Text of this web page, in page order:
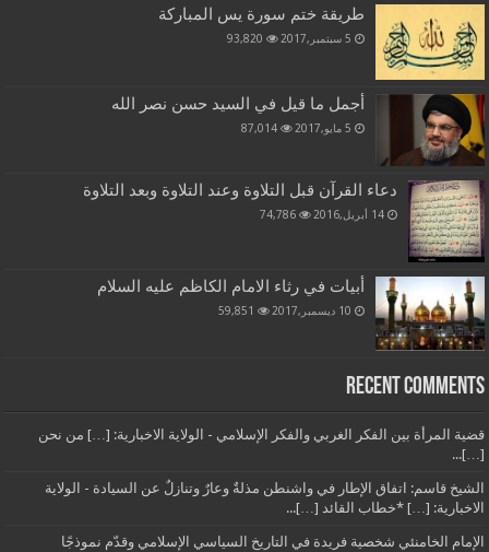
طريقة ختم سورة يس المباركة
5 سبتمبر,2017 93,820
أجمل ما قيل في السيد حسن نصر الله
5 مايو,2017 87,014
دعاء القرآن قبل التلاوة وعند التلاوة وبعد التلاوة
14 أبريل,2016 74,786
أبيات في رثاء الامام الكاظم عليه السلام
10 ديسمبر,2017 59,851
Recent Comments
قضية المرأة بين الفكر الغربي والفكر الإسلامي - الولاية الاخبارية: […] من نحن
[…]...
الشيخ قاسم: اتفاق الإطار في واشنطن مذلةٌ وعارٌ وتنازلٌ عن السيادة - الولاية
الاخبارية: […] *خطاب القائد […]...
الإمام الخامنئي شخصية فريدة في التاريخ السياسي الإسلامي وقدّم نموذجًا